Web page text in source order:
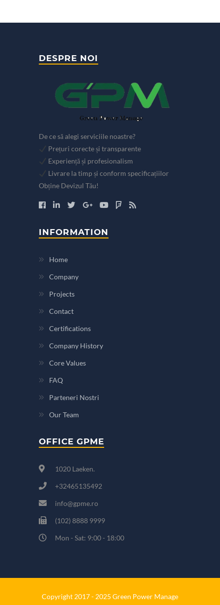
DESPRE NOI
De ce să alegi serviciile noastre?
Prețuri corecte și transparente
Experiență și profesionalism
Livrare la timp și conform specificațiilor
Obține Devizul Tău!
INFORMATION
Home
Company
Projects
Contact
Certifications
Company History
Core Values
FAQ
Parteneri Nostri
Our Team
OFFICE GPME
1020 Laeken.
+32465135492
info@gpme.ro
(102) 8888 9999
Mon - Sat: 9:00 - 18:00
Copyright 2017 - 2025 Green Power Manage